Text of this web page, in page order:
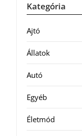
Kategória
Ajtó
Állatok
Autó
Egyéb
Életmód